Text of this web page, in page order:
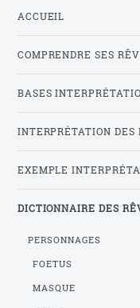
ACCUEIL
COMPRENDRE SES
BASES
INTERPRÉTATION DES
EXEMPLE
DICTIONNAIRE DES
PERSONNAGES
FOETUS
MASQUE